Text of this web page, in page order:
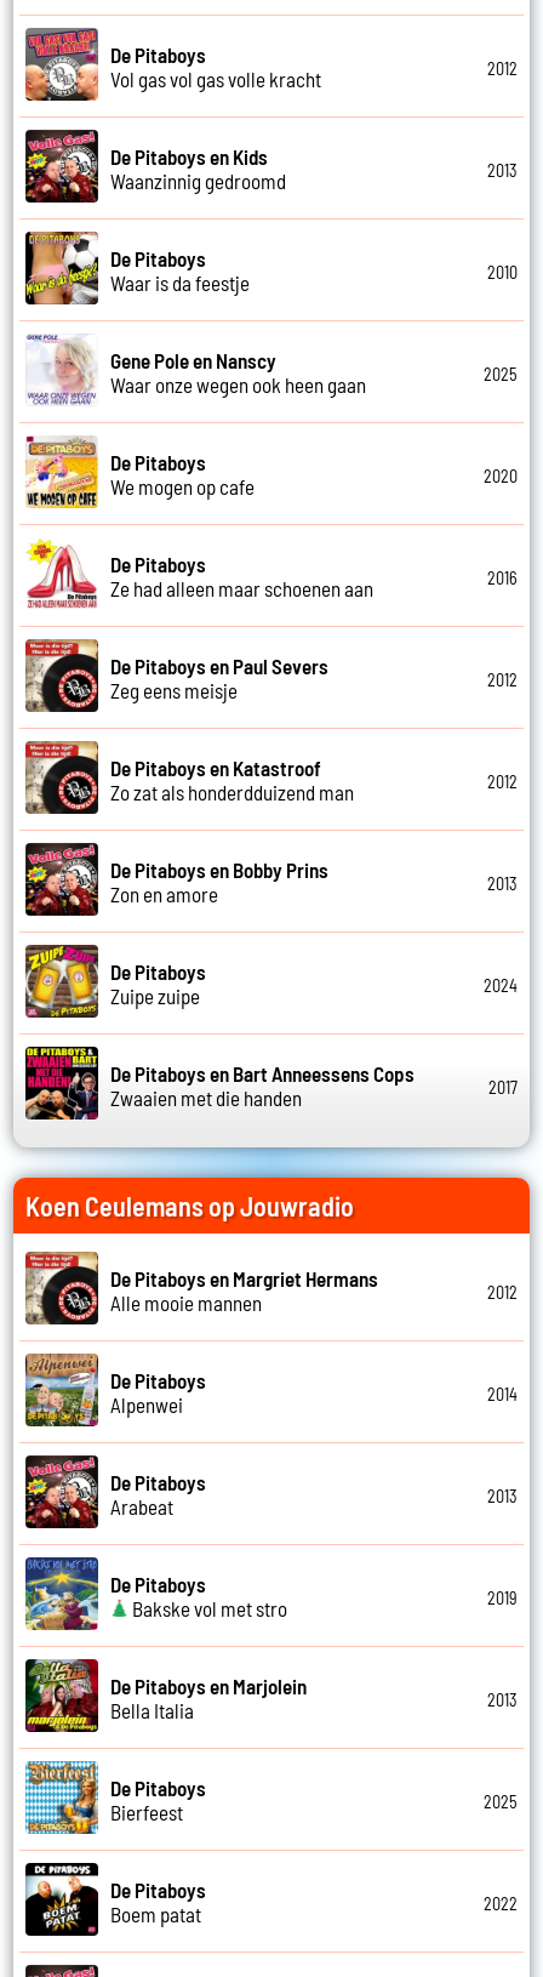
De Pitaboys
Vol gas vol gas volle kracht
2012
De Pitaboys en Kids
Waanzinnig gedroomd
2013
De Pitaboys
Waar is da feestje
2010
Gene Pole en Nanscy
Waar onze wegen ook heen gaan
2025
De Pitaboys
We mogen op cafe
2020
De Pitaboys
Ze had alleen maar schoenen aan
2016
De Pitaboys en Paul Severs
Zeg eens meisje
2012
De Pitaboys en Katastroof
Zo zat als honderdduizend man
2012
De Pitaboys en Bobby Prins
Zon en amore
2013
De Pitaboys
Zuipe zuipe
2024
De Pitaboys en Bart Anneessens Cops
Zwaaien met die handen
2017
Koen Ceulemans op Jouwradio
De Pitaboys en Margriet Hermans
Alle mooie mannen
2012
De Pitaboys
Alpenwei
2014
De Pitaboys
Arabeat
2013
De Pitaboys
Bakske vol met stro
2019
De Pitaboys en Marjolein
Bella Italia
2013
De Pitaboys
Bierfeest
2025
De Pitaboys
Boem patat
2022